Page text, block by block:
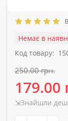
Немає в
Код товару:
250.00 грн.
179.00
⇲Знайшли